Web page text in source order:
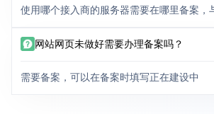
使用哪个接入商的服务器需要在哪里备案，
网站网页未做好需要办理备案吗？
需要备案，可以在备案时填写正在建设中